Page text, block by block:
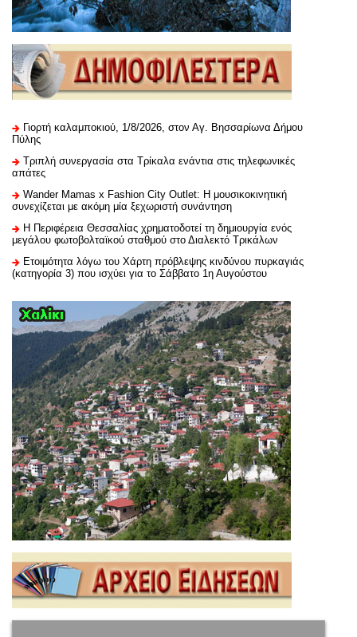
Γιορτή καλαμποκιού, 1/8/2026, στον Αγ. Βησσαρίωνα Δήμου
Πύλης
Τριπλή συνεργασία στα Τρίκαλα ενάντια στις τηλεφωνικές
απάτες
Wander Mamas x Fashion City Outlet: Η μουσικοκινητική
συνεχίζεται με ακόμη μία ξεχωριστή συνάντηση
H Περιφέρεια Θεσσαλίας χρηματοδοτεί τη δημιουργία ενός
μεγάλου φωτοβολταϊκού σταθμού στο Διαλεκτό Τρικάλων
Ετοιμότητα λόγω του Χάρτη πρόβλεψης κινδύνου πυρκαγιάς
(κατηγορία 3) που ισχύει για το Σάββατο 1η Αυγούστου